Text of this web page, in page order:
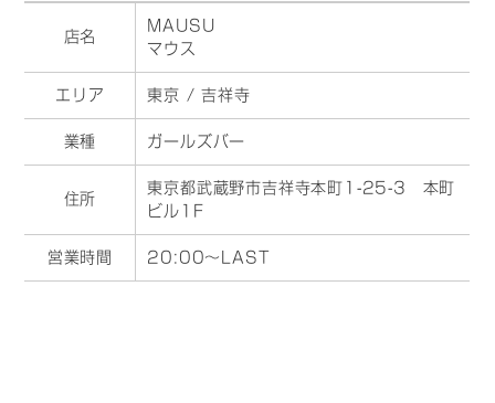
店名
MAUSU
マウス
エリア 東京 / 吉祥寺
業種 ガールズバー
住所
東京都武蔵野市吉祥寺本町1-25-3 本町
ビル1F
営業時間 20:00～LAST